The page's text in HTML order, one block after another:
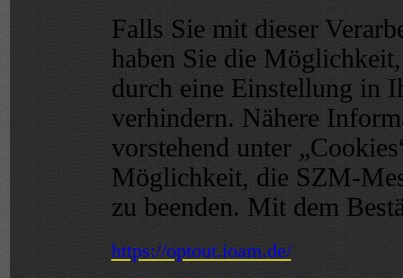
Falls Sie mit dieser
haben Sie die
durch eine Einstellung in
verhindern. Nähere
vorstehend unter
Möglichkeit, die SZM-
zu beenden. Mit dem
https://optout.ioam.de/